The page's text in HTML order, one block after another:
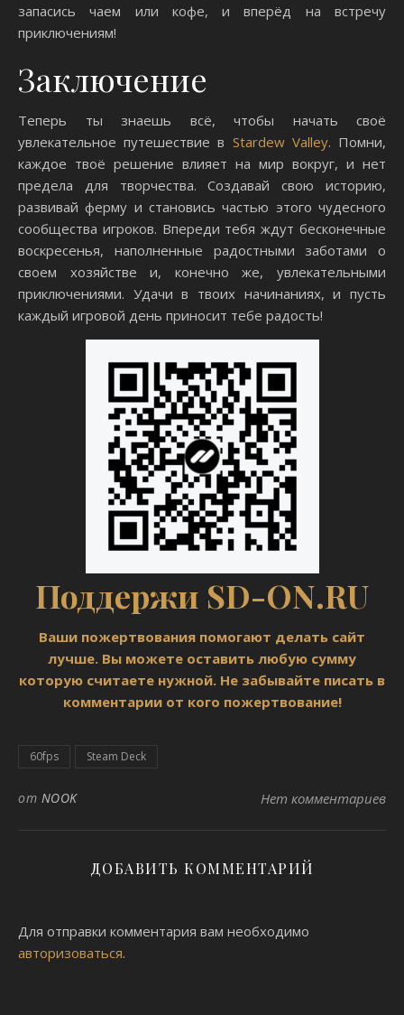
запасись чаем или кофе, и вперёд на встречу
приключениям!
Заключение
Теперь ты знаешь всё, чтобы начать своё
увлекательное путешествие в Stardew Valley. Помни,
каждое твоё решение влияет на мир вокруг, и нет
предела для творчества. Создавай свою историю,
развивай ферму и становись частью этого чудесного
сообщества игроков. Впереди тебя ждут бесконечные
воскресенья, наполненные радостными заботами о
своем хозяйстве и, конечно же, увлекательными
приключениями. Удачи в твоих начинаниях, и пусть
каждый игровой день приносит тебе радость!
Поддержи SD-ON.RU
Ваши пожертвования помогают делать сайт
лучше. Вы можете оставить любую сумму
которую считаете нужной. Не забывайте писать в
комментарии от кого пожертвование!
60fps Steam Deck
от NOOK Нет комментариев
ДОБАВИТЬ КОММЕНТАРИЙ
Для отправки комментария вам необходимо
авторизоваться.